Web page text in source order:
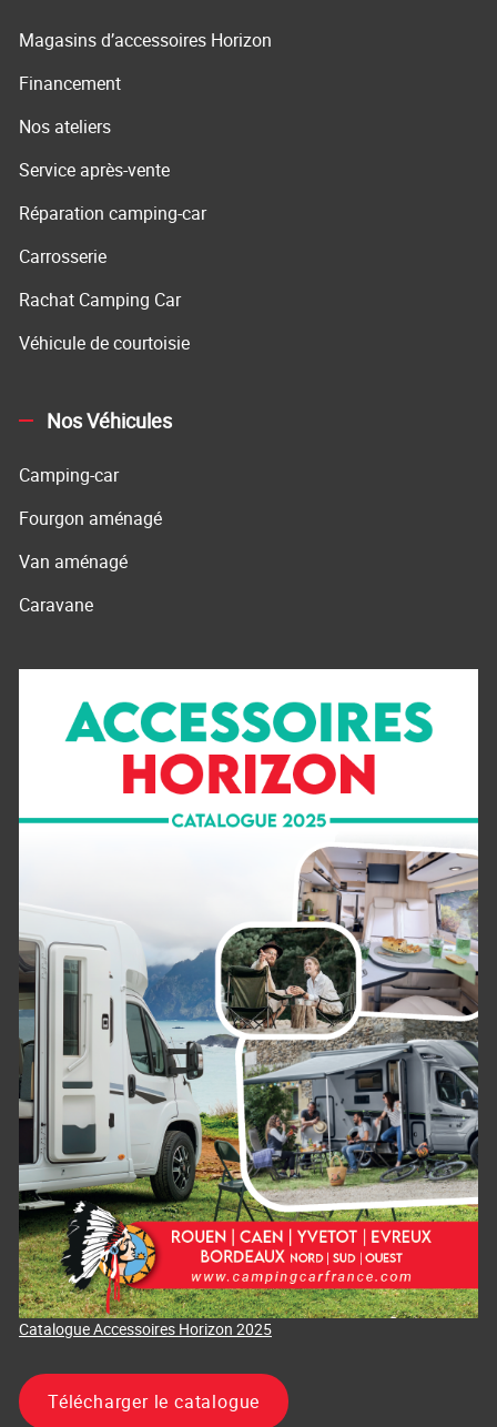
Magasins d’accessoires Horizon
Financement
Nos ateliers
Service après-vente
Réparation camping-car
Carrosserie
Rachat Camping Car
Véhicule de courtoisie
Nos Véhicules
Camping-car
Fourgon aménagé
Van aménagé
Caravane
Catalogue Accessoires Horizon 2025
Télécharger le catalogue